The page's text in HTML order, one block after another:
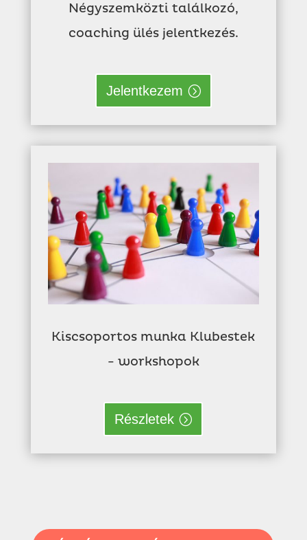
Négyszemközti találkozó,
coaching ülés jelentkezés.
Jelentkezem
Kiscsoportos munka Klubestek
- workshopok
Részletek